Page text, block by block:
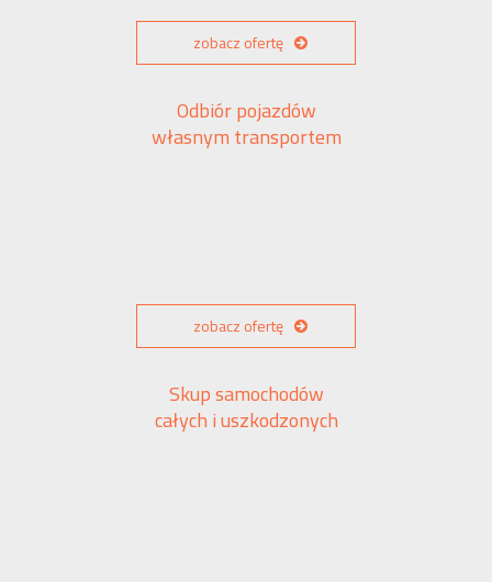
zobacz ofertę
Odbiór pojazdów
własnym transportem
zobacz ofertę
Skup samochodów
całych i uszkodzonych